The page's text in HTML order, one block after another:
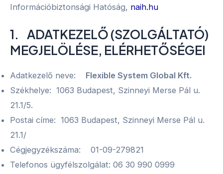
Információbiztonsági Hatóság, naih.hu
1. ADATKEZELŐ (SZOLGÁLTATÓ)
MEGJELÖLÉSE, ELÉRHETŐSÉGEI
Adatkezelő neve: Flexible System Global Kft.
Székhelye: 1063 Budapest, Szinneyi Merse Pál u.
21.1/5.
Postai címe: 1063 Budapest, Szinneyi Merse Pál u.
21.1/
Cégjegyzékszáma: 01-09-279821
Telefonos ügyfélszolgálat: 06 30 990 0999